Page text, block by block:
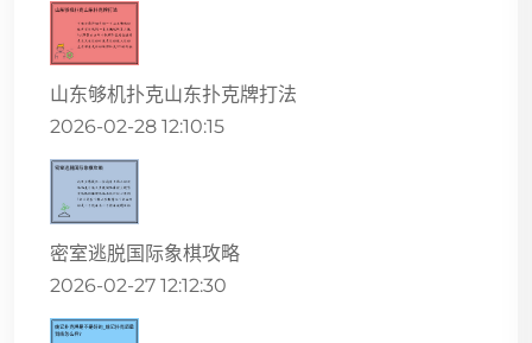
山东够机扑克山东扑克牌打法
2026-02-28 12:10:15
密室逃脱国际象棋攻略
2026-02-27 12:12:30